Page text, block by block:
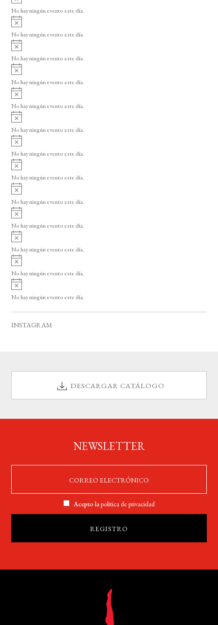
o
v
i
o
No hay ningún evento este día.
A
v
i
o
No hay ningún evento este día.
A
v
i
o
No hay ningún evento este día.
A
v
i
o
No hay ningún evento este día.
A
v
i
o
No hay ningún evento este día.
A
v
i
o
No hay ningún evento este día.
A
v
i
o
No hay ningún evento este día.
A
v
i
o
No hay ningún evento este día.
A
v
i
o
No hay ningún evento este día.
A
v
i
o
No hay ningún evento este día.
A
v
i
o
No hay ningún evento este día.
A
v
i
o
No hay ningún evento este día.
A
v
i
No hay ningún evento este día.
INSTAGRAM
DESCARGAR CATÁLOGO
NEWSLETTER
Acepto lapolítica de privacidad